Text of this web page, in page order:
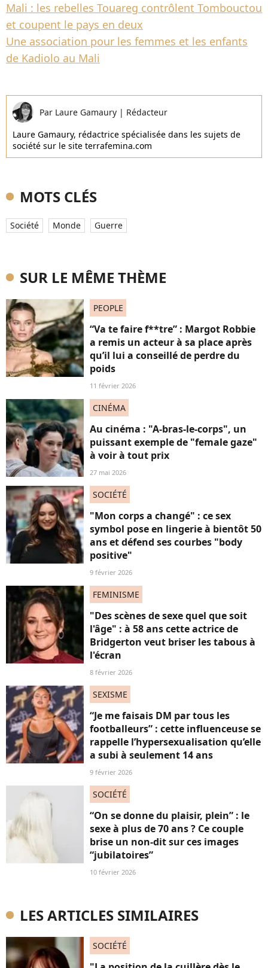
Mali : les rebelles Touareg contrôlent Tombouctou
et coupent le pays en deux
Une association pour les femmes et les enfants
de Kadiolo au Mali
Par Laure Gamaury | Rédacteur
Laure Gamaury, rédactrice spécialisée dans les sujets de
société sur le site terrafemina.com
MOTS CLÉS
Société Monde Guerre
SUR LE MÊME THÈME
PEOPLE
“Va te faire f**tre” : Margot Robbie
a remis un acteur à sa place après
qu’il lui a conseillé de perdre du
poids
11 février 2026
CINÉMA
Au cinéma : "A-bras-le-corps", un
puissant exemple de "female gaze"
à voir à tout prix
27 mai 2026
SOCIÉTÉ
"Mon corps a changé" : ce sex
symbol pose en lingerie à bientôt 50
ans et défend ses courbes "body
positive"
9 février 2026
FEMINISME
"Des scènes de sexe quel que soit
l'âge" : à 58 ans cette actrice de
Bridgerton veut briser les tabous à
l'écran
8 février 2026
SEXISME
“Je me faisais DM par tous les
footballeurs” : cette influenceuse se
rappelle l’hypersexualisation qu’elle
a subi à seulement 14 ans
9 février 2026
SOCIÉTÉ
“On se donne du plaisir, plein” : le
sexe à plus de 70 ans ? Ce couple
brise un non-dit sur ces images
“jubilatoires”
10 février 2026
LES ARTICLES SIMILAIRES
SOCIÉTÉ